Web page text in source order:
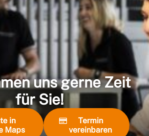
uns gerne Zeit
für Sie!
in
Maps
Termin
vereinbaren